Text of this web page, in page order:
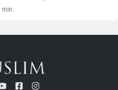
min.